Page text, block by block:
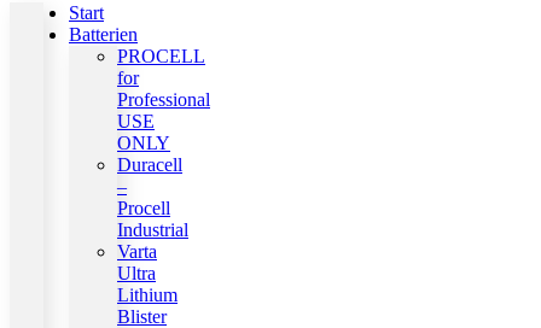
Start
Batterien
PROCELL
for
Professional
USE
ONLY
Duracell
–
Procell
Industrial
Varta
Ultra
Lithium
Blister